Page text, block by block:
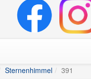
Sternenhimmel 391